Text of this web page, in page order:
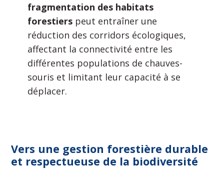
fragmentation des habitats
forestierspeut entraîner une
réduction des corridors écologiques,
affectant la connectivité entre les
différentes populations de chauves-
souris et limitant leur capacité à se
déplacer.
Vers une gestion forestière durable
et respectueuse de la biodiversité